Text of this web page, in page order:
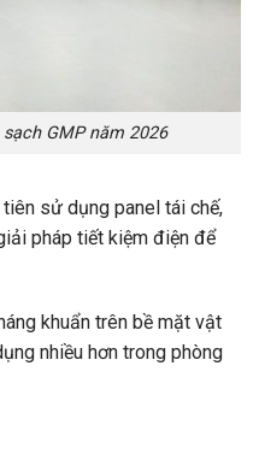
GMP năm 2026
sử dụng panel tái chế,
pháp tiết kiệm điện để
khuẩn trên bề mặt vật
nhiều hơn trong phòng